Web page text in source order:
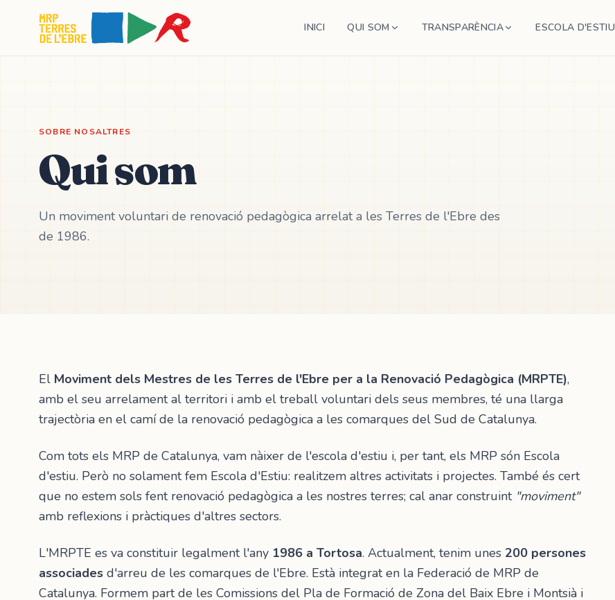
INICI QUI SOM TRANSPARÈNCIA ESCOLA D'ESTIU
SOBRE NOSALTRES
Qui som
Un moviment voluntari de renovació pedagògica arrelat a les Terres de l'Ebre des
de 1986.
El Moviment dels Mestres de les Terres de l'Ebre per a la Renovació Pedagògica (MRPTE),
amb el seu arrelament al territori i amb el treball voluntari dels seus membres, té una llarga
trajectòria en el camí de la renovació pedagògica a les comarques del Sud de Catalunya.
Com tots els MRP de Catalunya, vam nàixer de l'escola d'estiu i, per tant, els MRP són Escola
d'estiu. Però no solament fem Escola d'Estiu: realitzem altres activitats i projectes. També és cert
que no estem sols fent renovació pedagògica a les nostres terres; cal anar construint "moviment"
amb reflexions i pràctiques d'altres sectors.
L'MRPTE es va constituir legalment l'any 1986 a Tortosa. Actualment, tenim unes 200 persones
associades d'arreu de les comarques de l'Ebre. Està integrat en la Federació de MRP de
Catalunya. Formem part de les Comissions del Pla de Formació de Zona del Baix Ebre i Montsià i